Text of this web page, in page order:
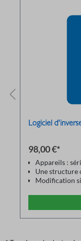
Logiciel
98,00 €*
Appareils :
Une structure
Modification
et imprimés
Les fichiers
rechargés